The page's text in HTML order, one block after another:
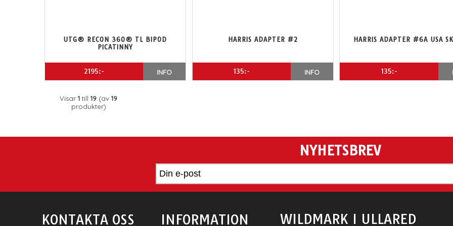
UTG® RECON 360® TL BIPOD
PICATINNY
2195:- INFO
HARRIS ADAPTER #2
135:- INFO
HARRIS ADAPTER #6A USA
135:-
Visar1 till19 (av19
produkter)
NYHETSBREV
WILDMARK I ULLARED
KONTAKTA OSS INFORMATION